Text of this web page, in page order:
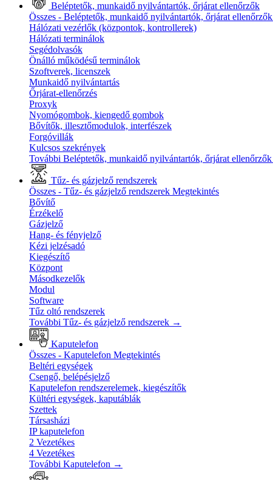
Beléptetők, munkaidő nyilvántartók, őrjárat ellenőrzők
Összes - Beléptetők, munkaidő nyilvántartók, őrjárat ellenőrzők
Hálózati vezérlők (központok, kontrollerek)
Hálózati terminálok
Segédolvasók
Önálló működésű terminálok
Szoftverek, licenszek
Munkaidő nyilvántartás
Őrjárat-ellenőrzés
Proxyk
Nyomógombok, kiengedő gombok
Bővítők, illesztőmodulok, interfészek
Forgóvillák
Kulcsos szekrények
További Beléptetők, munkaidő nyilvántartók, őrjárat ellenőrzők
Tűz- és gázjelző rendszerek
Összes - Tűz- és gázjelző rendszerek Megtekintés
Bővítő
Érzékelő
Gázjelző
Hang- és fényjelző
Kézi jelzésadó
Kiegészítő
Központ
Másodkezelők
Modul
Software
Tűz oltó rendszerek
További Tűz- és gázjelző rendszerek →
Kaputelefon
Összes - Kaputelefon Megtekintés
Beltéri egységek
Csengő, belépésjelző
Kaputelefon rendszerelemek, kiegészítők
Kültéri egységek, kaputáblák
Szettek
Társasházi
IP kaputelefon
2 Vezetékes
4 Vezetékes
További Kaputelefon →